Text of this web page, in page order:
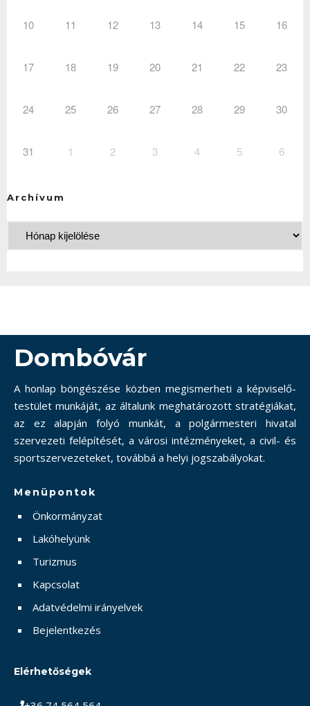
10 11 12 13 14 15 16
17 18 19 20 21 22 23
24 25 26 27 28 29 30
31 1 2 3 4 5 6
Archívum
Dombóvár
A honlap böngészése közben megismerheti a képviselő-
testület munkáját, az általunk meghatározott stratégiákat,
az ez alapján folyó munkát, a polgármesteri hivatal
szervezeti felépítését, a városi intézményeket, a civil- és
sportszervezeteket, továbbá a helyi jogszabályokat.
Menüpontok
Önkormányzat
Lakóhelyünk
Turizmus
Kapcsolat
Adatvédelmi irányelvek
Bejelentkezés
Elérhetőségek